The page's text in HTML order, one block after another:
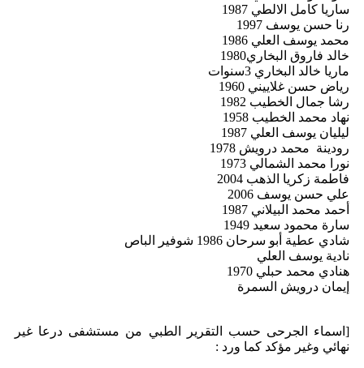
ساريا كامل الالطي 1987
رنا حسن يوسف 1997
محمد يوسف العلي 1986
خالد فاروق البخاري1980
ماريا خالد البخاري 3سنوات
رياض حسن غلاييني 1960
رشا جمال الخطيب 1982
نهاد محمد الخطيب 1958
ليليان يوسف العلي 1987
رودينة محمد درويش 1978
نورا محمد الشمالي 1973
فاطمة زكريا الذهب 2004
علي حسن يوسف 2006
أحمد محمد البيلاني 1987
سارة محمود سعيد 1949
شادي عطية أبو سرحان 1986 شوفير الباص
نادية يوسف العلي
هنادي محمد حبلي 1970
إيمان درويش السمرة
[اسماء الجرحى حسب التقرير الطبي من مستشفى درعا غير
نهائي وغير مؤكد كما ورد :